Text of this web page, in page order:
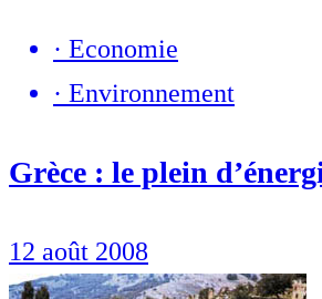
· Economie
· Environnement
Grèce : le plein
12 août 2008